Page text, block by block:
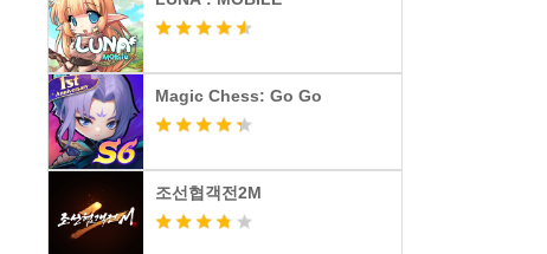
Magic Chess: Go Go
조선협객전2M